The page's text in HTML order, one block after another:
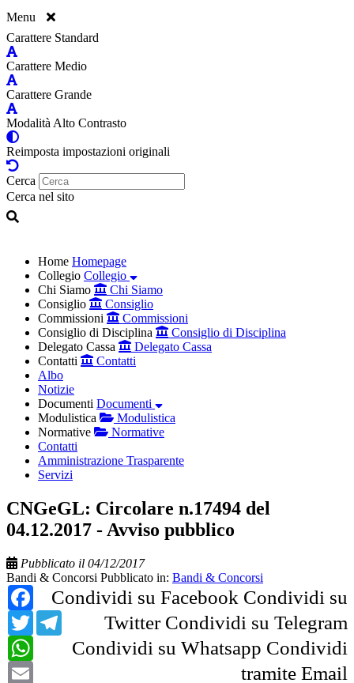
Menu
Carattere Standard
Carattere Medio
Carattere Grande
Modalità Alto Contrasto
Reimposta impostazioni originali
Cerca
Cerca nel sito
Home Homepage
Collegio Collegio
Chi Siamo
Chi Siamo
Consiglio
Consiglio
Commissioni
Commissioni
Consiglio di Disciplina
Consiglio di Disciplina
Delegato Cassa
Delegato Cassa
Contatti
Contatti
Albo
Notizie
Documenti Documenti
Modulistica
Modulistica
Normative
Normative
Contatti
Amministrazione Trasparente
Servizi
CNGeGL: Circolare n.17494 del
04.12.2017 - Avviso pubblico
Pubblicato il 04/12/2017
Bandi & Concorsi Pubblicato in: Bandi & Concorsi
Condividi su Facebook
Facebook
Condividi su
Twitter
Twitter Condividi su Telegram
Telegram
Condividi su Whatsapp
WhatsApp
Condividi
tramite Email